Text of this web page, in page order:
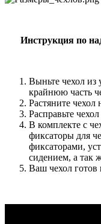
Инструкция по
Выньте чехол из
крайнюю часть
Растяните
Расправьте
В комплекте с
фиксаторы для
фиксаторами,
сидением, а так
Ваш чехол готов